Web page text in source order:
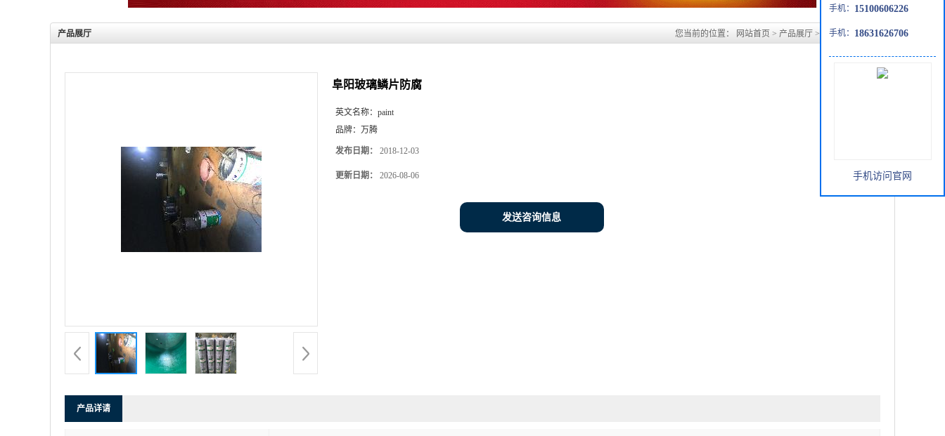
产品展厅 您当前的位置： 网站首页 > 产品展厅 > 阜阳玻璃鳞片防腐
阜阳玻璃鳞片防腐
英文名称： paint
品牌： 万腾
发布日期： 2018-12-03
更新日期： 2026-08-06
发送咨询信息
产品详请
手机： 15100606226
手机： 18631626706
手机访问官网